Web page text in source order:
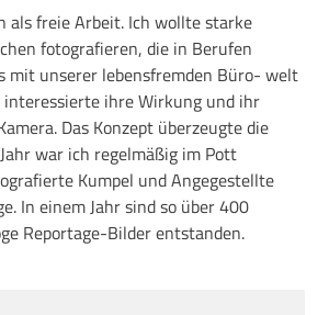
als freie Arbeit. Ich wollte starke
fotografieren, die in Berufen
mit unserer lebensfremden Büro- welt
ihre Wirkung und ihr
Das Konzept überzeugte die
war ich regelmäßig im Pott
Kumpel und Angegestellte
In einem Jahr sind so über 400
Reportage-Bilder entstanden.